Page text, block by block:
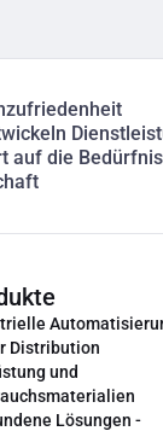
auf die
Distribution
und
Lösungen -